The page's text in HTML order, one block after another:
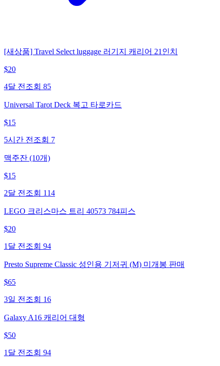
[새상품] Travel Select luggage 러기지 캐리어 21인치
$20
4달 전 조회 85
Universal Tarot Deck 복고 타로카드
$15
5시간 전 조회 7
맥주잔 (10개)
$15
2달 전 조회 114
LEGO 크리스마스 트리 40573 784피스
$20
1달 전 조회 94
Presto Supreme Classic 성인용 기저귀 (M) 미개봉 판매
$65
3일 전 조회 16
Galaxy A16 캐리어 대형
$50
1달 전 조회 94